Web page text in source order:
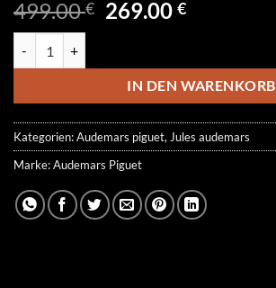
499.00€ Ursprünglicher
499.00 €
269.00€Aktueller
269.00 €.
IN DEN WARENKORB
Kategorien:Audemars piguet, Jules audemars
Marke:Audemars Piguet